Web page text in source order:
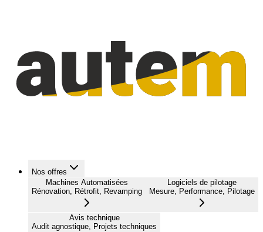
Nos offres
Machines Automatisées
Rénovation, Rétrofit, Revamping
Logiciels de pilotage
Mesure, Performance, Pilotage
Avis technique
Audit agnostique, Projets techniques